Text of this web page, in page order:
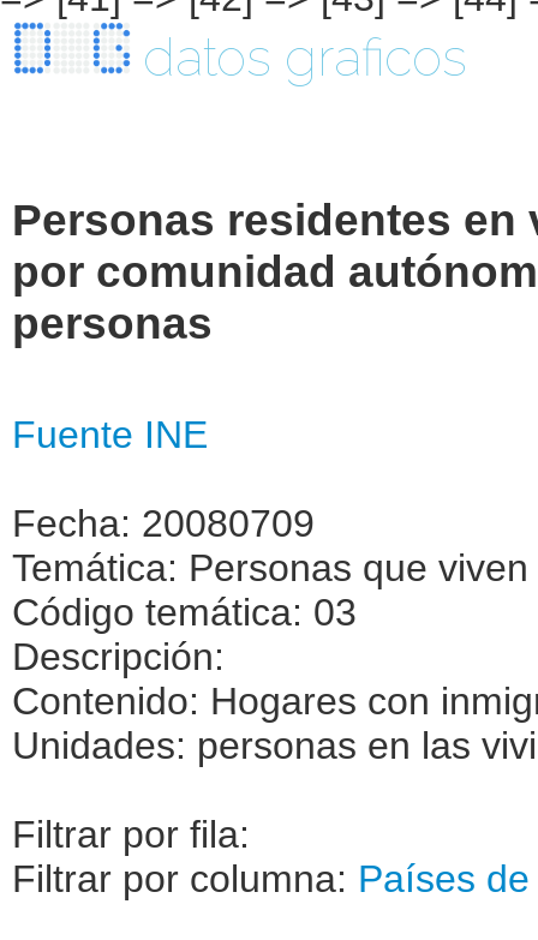
datos graficos
Personas residentes
por comunidad
personas
Fuente INE
Fecha: 20080709
Temática: Personas que
Código temática: 03
Descripción:
Contenido: Hogares con
Unidades: personas en las
Filtrar por fila:
Filtrar por columna: Países